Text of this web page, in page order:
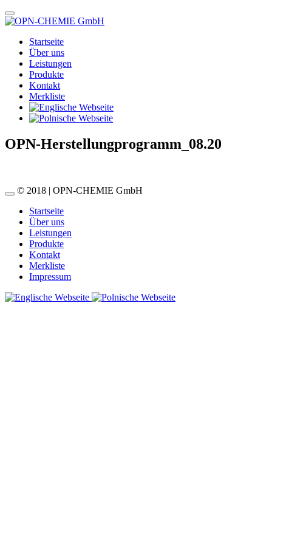
Startseite
Über uns
Leistungen
Produkte
Kontakt
Merkliste
OPN-Herstellungprogramm_08.20
© 2018 | OPN-CHEMIE GmbH
Startseite
Über uns
Leistungen
Produkte
Kontakt
Merkliste
Impressum